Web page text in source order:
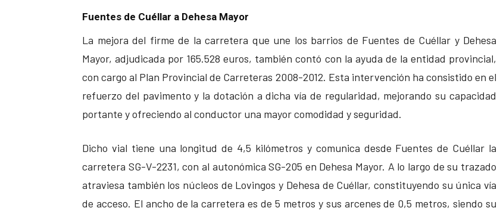
Fuentes de Cuéllar a Dehesa Mayor
La mejora del firme de la carretera que une los barrios de Fuentes de Cuéllar y Dehesa
Mayor, adjudicada por 165.528 euros, también contó con la ayuda de la entidad provincial,
con cargo al Plan Provincial de Carreteras 2008-2012. Esta intervención ha consistido en el
refuerzo del pavimento y la dotación a dicha vía de regularidad, mejorando su capacidad
portante y ofreciendo al conductor una mayor comodidad y seguridad.
Dicho vial tiene una longitud de 4,5 kilómetros y comunica desde Fuentes de Cuéllar la
carretera SG-V-2231, con al autonómica SG-205 en Dehesa Mayor. A lo largo de su trazado
atraviesa también los núcleos de Lovingos y Dehesa de Cuéllar, constituyendo su única vía
de acceso. El ancho de la carretera es de 5 metros y sus arcenes de 0,5 metros, siendo su